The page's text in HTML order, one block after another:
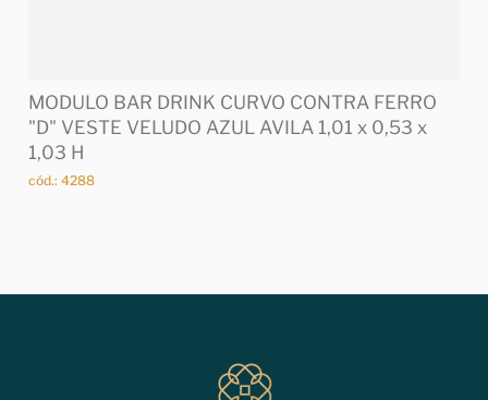
MODULO BAR DRINK CURVO CONTRA FERRO
"D" VESTE VELUDO AZUL AVILA 1,01 x 0,53 x
1,03 H
cód.: 4288